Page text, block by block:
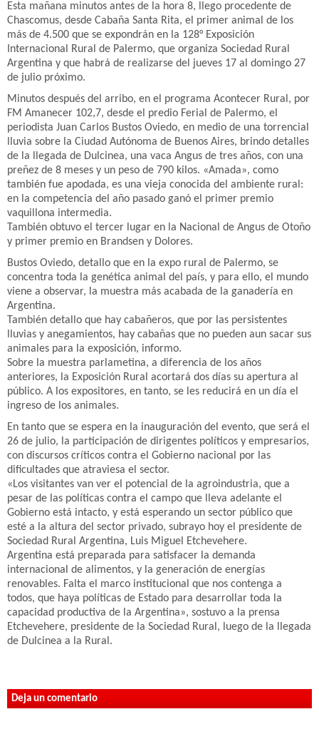
Esta mañana minutos antes de la hora 8, llego procedente de
Chascomus, desde Cabaña Santa Rita, el primer animal de los
más de 4.500 que se expondrán en la 128° Exposición
Internacional Rural de Palermo, que organiza Sociedad Rural
Argentina y que habrá de realizarse del jueves 17 al domingo 27
de julio próximo.
Minutos después del arribo, en el programa Acontecer Rural, por
FM Amanecer 102,7, desde el predio Ferial de Palermo, el
periodista Juan Carlos Bustos Oviedo, en medio de una torrencial
lluvia sobre la Ciudad Autónoma de Buenos Aires, brindo detalles
de la llegada de Dulcinea, una vaca Angus de tres años, con una
preñez de 8 meses y un peso de 790 kilos. «Amada», como
también fue apodada, es una vieja conocida del ambiente rural:
en la competencia del año pasado ganó el primer premio
vaquillona intermedia.
También obtuvo el tercer lugar en la Nacional de Angus de Otoño
y primer premio en Brandsen y Dolores.
Bustos Oviedo, detallo que en la expo rural de Palermo, se
concentra toda la genética animal del país, y para ello, el mundo
viene a observar, la muestra más acabada de la ganadería en
Argentina.
También detallo que hay cabañeros, que por las persistentes
lluvias y anegamientos, hay cabañas que no pueden aun sacar sus
animales para la exposición, informo.
Sobre la muestra parlametina, a diferencia de los años
anteriores, la Exposición Rural acortará dos días su apertura al
público. A los expositores, en tanto, se les reducirá en un día el
ingreso de los animales.
En tanto que se espera en la inauguración del evento, que será el
26 de julio, la participación de dirigentes políticos y empresarios,
con discursos críticos contra el Gobierno nacional por las
dificultades que atraviesa el sector.
«Los visitantes van ver el potencial de la agroindustria, que a
pesar de las políticas contra el campo que lleva adelante el
Gobierno está intacto, y está esperando un sector público que
esté a la altura del sector privado, subrayo hoy el presidente de
Sociedad Rural Argentina, Luis Miguel Etchevehere.
Argentina está preparada para satisfacer la demanda
internacional de alimentos, y la generación de energías
renovables. Falta el marco institucional que nos contenga a
todos, que haya políticas de Estado para desarrollar toda la
capacidad productiva de la Argentina», sostuvo a la prensa
Etchevehere, presidente de la Sociedad Rural, luego de la llegada
de Dulcinea a la Rural.
Deja un comentario